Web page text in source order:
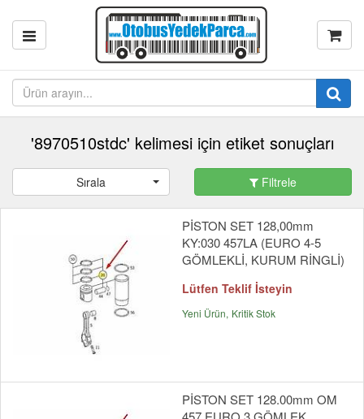
'8970510stdc' kelimesi için etiket sonuçları
Sırala Filtrele
PİSTON SET 128,00mm
KY:030 457LA (EURO 4-5
GÖMLEKLİ, KURUM RİNGLİ)
Lütfen Teklif İsteyin
Yeni Ürün Kritik Stok
PİSTON SET 128.00mm OM